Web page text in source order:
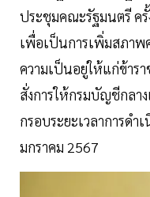
ประชุมคณะรัฐมนตรี ครั้
เพื่อเป็นการเพิ่มสภาพ
ความเป็นอยู่ให้แก่ข้าร
สั่งการให้กรมบัญชีกลา
กรอบระยะเวลาการด
มกราคม 2567